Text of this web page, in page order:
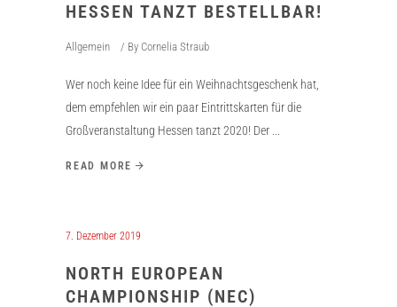
HESSEN TANZT BESTELLBAR!
Allgemein By Cornelia Straub
Wer noch keine Idee für ein Weihnachtsgeschenk hat,
dem empfehlen wir ein paar Eintrittskarten für die
Großveranstaltung Hessen tanzt 2020! Der
READ MORE
7. Dezember 2019
NORTH EUROPEAN
CHAMPIONSHIP (NEC)